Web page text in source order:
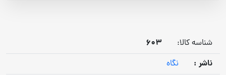
شناسه کالا:
603
ناشر :
نگاه